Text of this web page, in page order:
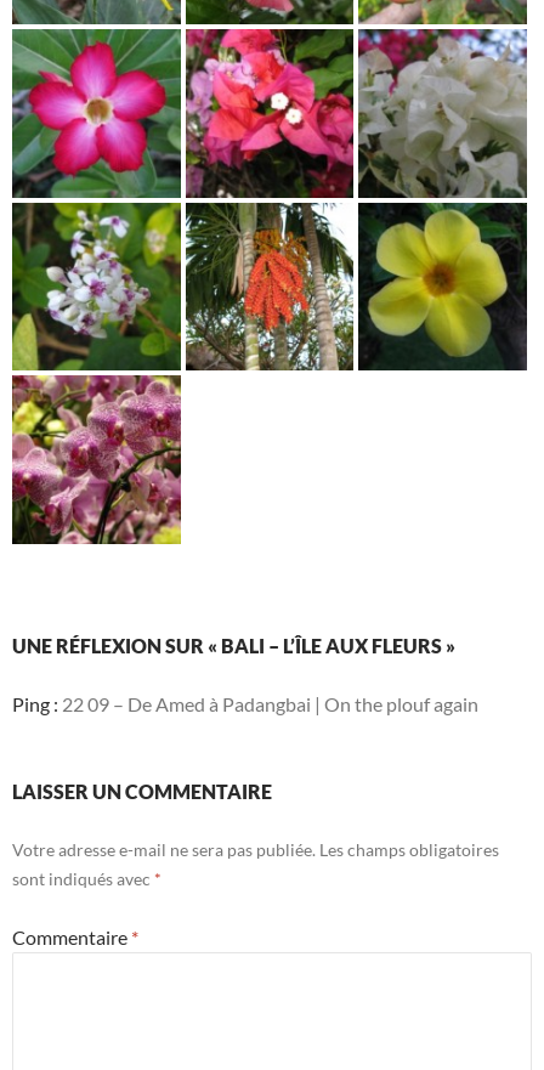
UNE RÉFLEXION SUR « BALI – L’ÎLE AUX FLEURS »
Ping : 22 09 – De Amed à Padangbai | On the plouf again
LAISSER UN COMMENTAIRE
Votre adresse e-mail ne sera pas publiée. Les champs obligatoires
sont indiqués avec *
Commentaire *